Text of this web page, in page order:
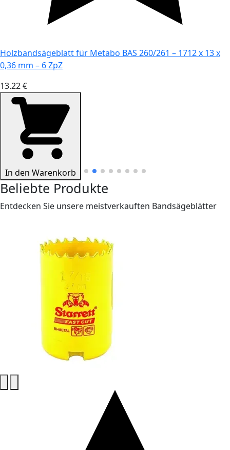
Holzbandsägeblatt für Metabo BAS 260/261 – 1712 x 13 x
0,36 mm – 6 ZpZ
13.22 €
In den Warenkorb
Beliebte Produkte
Entdecken Sie unsere meistverkauften Bandsägeblätter